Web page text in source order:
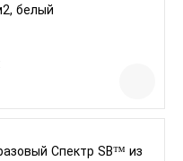
белый
Спектр SB™ из